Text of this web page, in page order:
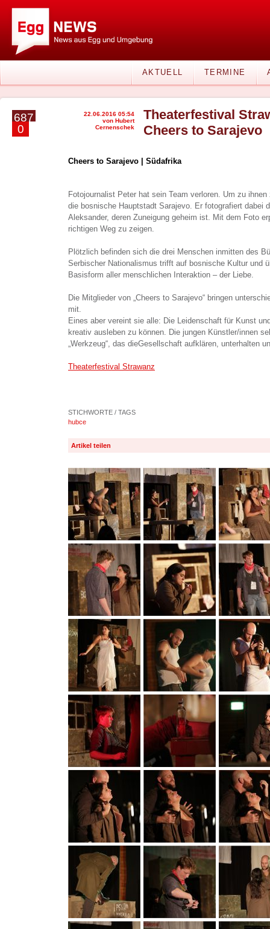
AKTUELL TERMINE
687
0
22.06.2016 05:54
von Hubert
Cernenschek
Theaterfestival
Cheers to Sarajevo
Cheers to Sarajevo | Südafrika
Fotojournalist Peter hat sein Team verloren. Um zu
die bosnische Hauptstadt Sarajevo. Er fotografiert dabei
Aleksander, deren Zuneigung geheim ist. Mit dem Foto
richtigen Weg zu zeigen.
Plötzlich befinden sich die drei Menschen inmitten des
Serbischer Nationalismus trifft auf bosnische Kultur und
Basisform aller menschlichen Interaktion – der Liebe.
Die Mitglieder von „Cheers to Sarajevo“ bringen
mit.
Eines aber vereint sie alle: Die Leidenschaft für Kunst
kreativ ausleben zu können. Die jungen Künstler/innen
„Werkzeug“, das dieGesellschaft aufklären, unterhalten
Theaterfestival Strawanz
STICHWORTE / TAGS
hubce
Artikel teilen